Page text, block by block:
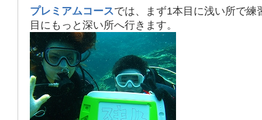
プレミアムコースでは、まず1本目に浅い所で練
目にもっと深い所へ行きます。